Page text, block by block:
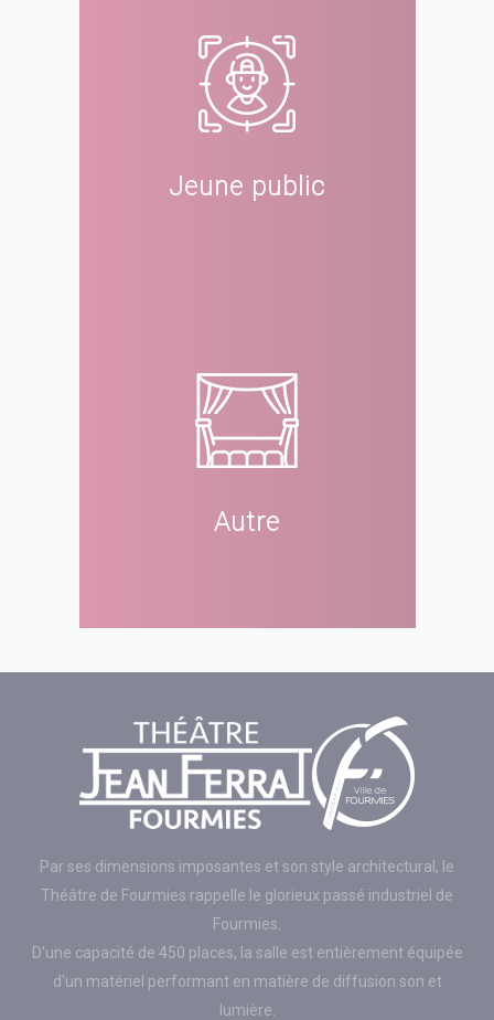
Jeune public
Autre
Par ses dimensions imposantes et son style architectural, le
Théâtre de Fourmies rappelle le glorieux passé industriel de
Fourmies.
D'une capacité de 450 places, la salle est entièrement équipée
d'un matériel performant en matière de diffusion son et
lumière.